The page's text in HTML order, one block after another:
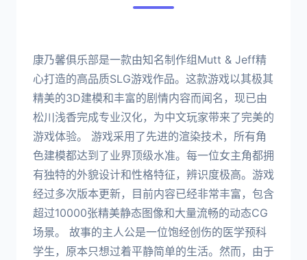
康乃馨俱乐部是一款由知名制作组Mutt & Jeff精
心打造的高品质SLG游戏作品。这款游戏以其极其
精美的3D建模和丰富的剧情内容而闻名，现已由
松川浅香完成专业汉化，为中文玩家带来了完美的
游戏体验。 游戏采用了先进的渲染技术，所有角
色建模都达到了业界顶级水准。每一位女主角都拥
有独特的外貌设计和性格特征，辨识度极高。游戏
经过多次版本更新，目前内容已经非常丰富，包含
超过10000张精美静态图像和大量流畅的动态CG
场景。 故事的主人公是一位饱经创伤的医学预科
学生，原本只想过着平静简单的生活。然而，由于